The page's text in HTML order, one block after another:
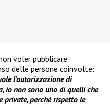
voler pubblicare
delle persone coinvolte:
l’autorizzazione di
io non sono uno di quelli che
private, perché rispetto le